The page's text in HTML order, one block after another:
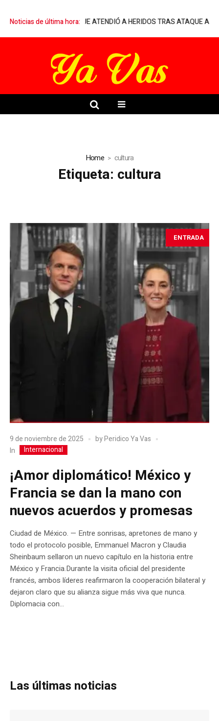
Noticias de última hora:
A MÉDICO QUE ATENDIÓ A HERIDOS TRAS ATAQUE
Home cultura
Etiqueta: cultura
ENTRADA
9 de noviembre de 2025 byPeridico Ya Vas
In
Internacional
¡Amor diplomático! México y
Francia se dan la mano con
nuevos acuerdos y promesas
Ciudad de México. — Entre sonrisas, apretones de mano y
todo el protocolo posible, Emmanuel Macron y Claudia
Sheinbaum sellaron un nuevo capítulo en la historia entre
México y Francia.Durante la visita oficial del presidente
francés, ambos líderes reafirmaron la cooperación bilateral y
dejaron claro que su alianza sigue más viva que nunca.
Diplomacia con...
Las últimas noticias